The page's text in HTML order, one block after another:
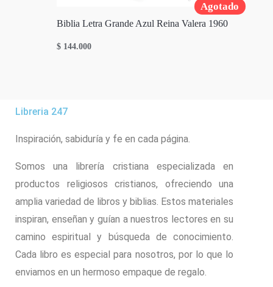
Agotado
Biblia Letra Grande Azul Reina Valera 1960
$ 144.000
Libreria 247
Inspiración, sabiduría y fe en cada página.
Somos una librería cristiana especializada en
productos religiosos cristianos, ofreciendo una
amplia variedad de libros y biblias. Estos materiales
inspiran, enseñan y guían a nuestros lectores en su
camino espiritual y búsqueda de conocimiento.
Cada libro es especial para nosotros, por lo que lo
enviamos en un hermoso empaque de regalo.